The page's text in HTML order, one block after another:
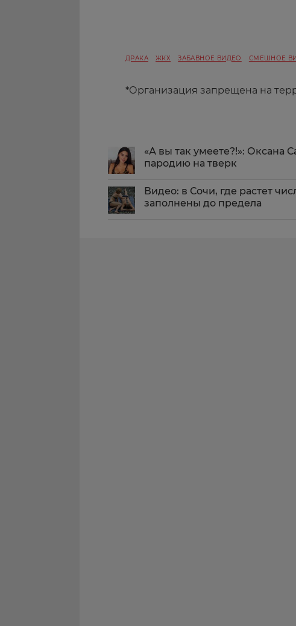
ДРАКА ЖКХ ЗАБАВНОЕ ВИДЕО СМЕШНОЕ
*Организация запрещена на
«А вы так умеете?!»: Оксана
пародию на тверк
Видео: в Сочи, где растет
заполнены до предела